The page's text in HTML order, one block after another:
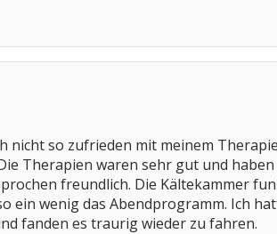
nicht so zufrieden mit meinem
Therapien waren sehr gut und haben
freundlich. Die Kältekammer
ein wenig das Abendprogramm. Ich
fanden es traurig wieder zu fahren.